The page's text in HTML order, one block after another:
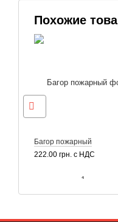
Похожие
Багор пожарный
222.00 грн. с НДС